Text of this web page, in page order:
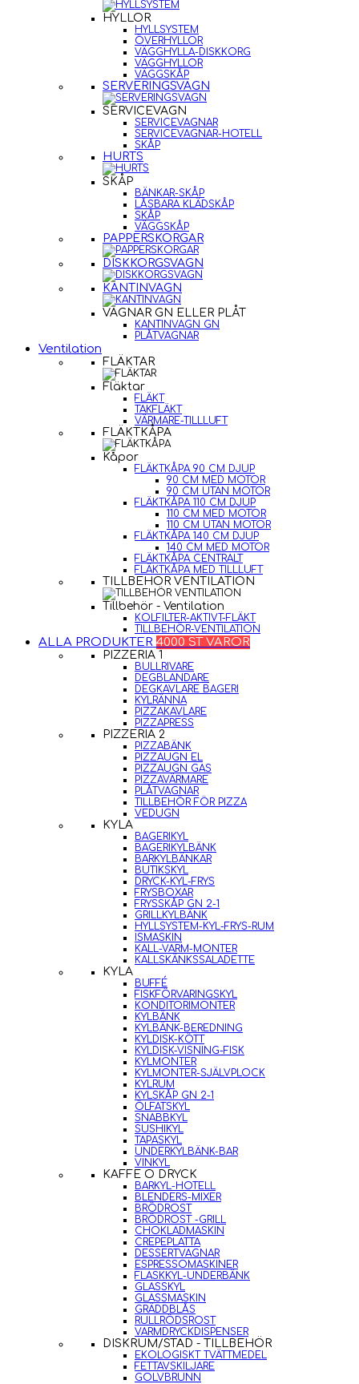
HYLLOR
HYLLSYSTEM
ÖVERHYLLOR
VÄGGHYLLA-DISKKORG
VÄGGHYLLOR
VÄGGSKÅP
SERVERINGSVAGN
SERVICEVAGN
SERVICEVAGNAR
SERVICEVAGNAR-HOTELL
SKÅP
HURTS
SKÅP
BÄNKAR-SKÅP
LÅSBARA KLÄDSKÅP
SKÅP
VÄGGSKÅP
PAPPERSKORGAR
DISKKORGSVAGN
KANTINVAGN
VAGNAR GN ELLER PLÅT
KANTINVAGN GN
PLÅTVAGNAR
Ventilation
FLÄKTAR
Fläktar
FLÄKT
TAKFLÄKT
VÄRMARE-TILLLUFT
FLÄKTKÅPA
Kåpor
FLÄKTKÅPA 90 CM DJUP
90 CM MED MOTOR
90 CM UTAN MOTOR
FLÄKTKÅPA 110 CM DJUP
110 CM MED MOTOR
110 CM UTAN MOTOR
FLÄKTKÅPA 140 CM DJUP
140 CM MED MOTOR
FLÄKTKÅPA CENTRALT
FLÄKTKÅPA MED TILLLUFT
TILLBEHÖR VENTILATION
Tillbehör - Ventilation
KOLFILTER-AKTIVT-FLÄKT
TILLBEHÖR-VENTILATION
ALLA PRODUKTER 4000 ST VAROR
PIZZERIA 1
BULLRIVARE
DEGBLANDARE
DEGKAVLARE BAGERI
KYLRÄNNA
PIZZAKAVLARE
PIZZAPRESS
PIZZERIA 2
PIZZABÄNK
PIZZAUGN EL
PIZZAUGN GAS
PIZZAVÄRMARE
PLÅTVAGNAR
TILLBEHÖR FÖR PIZZA
VEDUGN
KYLA
BAGERIKYL
BAGERIKYLBÄNK
BARKYLBÄNKAR
BUTIKSKYL
DRYCK-KYL-FRYS
FRYSBOXAR
FRYSSKÅP GN 2-1
GRILLKYLBÄNK
HYLLSYSTEM-KYL-FRYS-RUM
ISMASKIN
KALL-VARM-MONTER
KALLSKÄNKSSALADETTE
KYLA
BUFFÉ
FISKFÖRVARINGSKYL
KONDITORIMONTER
KYLBÄNK
KYLBÄNK-BEREDNING
KYLDISK-KÖTT
KYLDISK-VISNING-FISK
KYLMONTER
KYLMONTER-SJÄLVPLOCK
KYLRUM
KYLSKÅP GN 2-1
ÖLFATSKYL
SNABBKYL
SUSHIKYL
TAPASKYL
UNDERKYLBÄNK-BAR
VINKYL
KAFFE O DRYCK
BARKYL-HOTELL
BLENDERS-MIXER
BRÖDROST
BRÖDROST -GRILL
CHOKLADMASKIN
CREPEPLATTA
DESSERTVAGNAR
ESPRESSOMASKINER
FLASKKYL-UNDERBÄNK
GLASSKYL
GLASSMASKIN
GRÄDDBLÅS
RULLRÖDSROST
VARMDRYCKDISPENSER
DISKRUM/STÄD - TILLBEHÖR
EKOLOGISKT TVÄTTMEDEL
FETTAVSKILJARE
GOLVBRUNN